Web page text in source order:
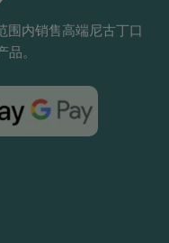
围内销售高端尼古丁口
。